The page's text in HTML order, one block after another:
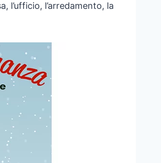
l’ufficio, l’arredamento, la